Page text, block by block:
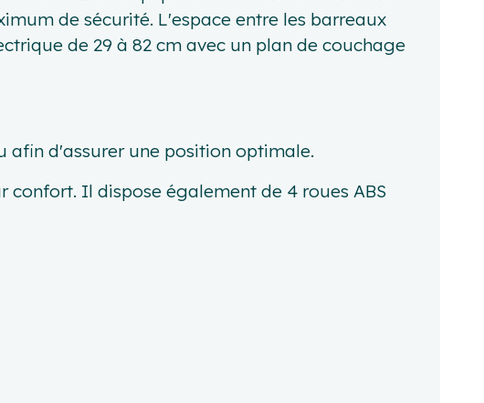
de sécurité. L'espace entre les barreaux
de 29 à 82 cm avec un plan de couchage
afin d'assurer une position optimale.
Il dispose également de 4 roues ABS